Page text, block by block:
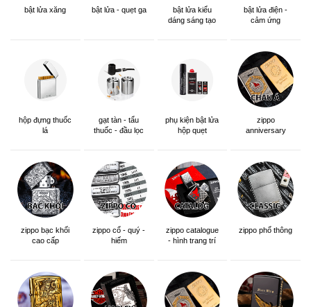
bật lửa xăng bật lửa - quẹt ga
bật lửa kiểu
dáng sáng tạo
bật lửa điện -
cảm ứng
hộp đựng thuốc
lá
gạt tàn - tẩu
thuốc - đầu lọc
phụ kiện bật lửa
hộp quẹt
zippo
anniversary
zippo bạc khối
cao cấp
zippo cổ - quý -
hiếm
zippo catalogue
- hình trang trí
zippo phổ thông